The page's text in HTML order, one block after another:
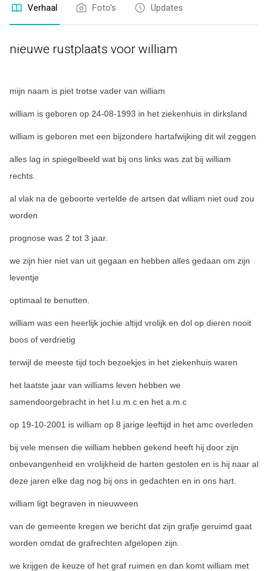
Verhaal Foto's Updates
nieuwe rustplaats voor william
mijn naam is piet trotse vader van william
william is geboren op 24-08-1993 in het ziekenhuis in dirksland
william is geboren met een bijzondere hartafwijking dit wil zeggen
alles lag in spiegelbeeld wat bij ons links was zat bij william
rechts.
al vlak na de geboorte vertelde de artsen dat wlliam niet oud zou
worden
prognose was 2 tot 3 jaar.
we zijn hier niet van uit gegaan en hebben alles gedaan om zijn
leventje
optimaal te benutten.
william was een heerlijk jochie altijd vrolijk en dol op dieren nooit
boos of verdrietig
terwijl de meeste tijd toch bezoekjes in het ziekenhuis waren
het laatste jaar van williams leven hebben we
samendoorgebracht in het l.u.m.c en het a.m.c
op 19-10-2001 is william op 8 jarige leeftijd in het amc overleden
bij vele mensen die william hebben gekend heeft hij door zijn
onbevangenheid en vrolijkheid de harten gestolen en is hij naar al
deze jaren elke dag nog bij ons in gedachten en in ons hart.
william ligt begraven in nieuwveen
van de gemeente kregen we bericht dat zijn grafje geruimd gaat
worden omdat de grafrechten afgelopen zijn.
we krijgen de keuze of het graf ruimen en dan komt william met